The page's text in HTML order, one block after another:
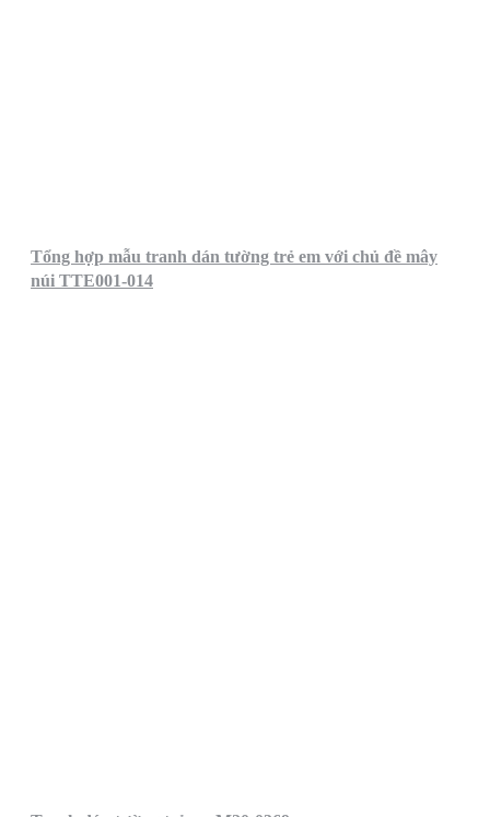
Tổng hợp mẫu tranh dán tường trẻ em với chủ đề mây
núi TTE001-014